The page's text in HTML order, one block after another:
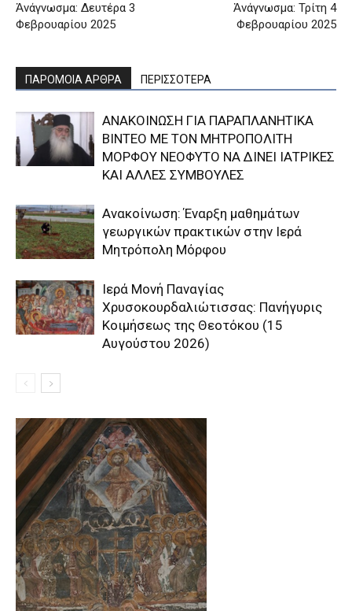
Ἀνάγνωσμα: Δευτέρα 3
Φεβρουαρίου 2025
Ἀνάγνωσμα: Τρίτη 4
Φεβρουαρίου 2025
ΠΑΡΟΜΟΙΑ ΑΡΘΡΑ ΠΕΡΙΣΣΟΤΕΡΑ
ΑΝΑΚΟΙΝΩΣΗ ΓΙΑ ΠΑΡΑΠΛΑΝΗΤΙΚΑ
ΒΙΝΤΕΟ ΜΕ ΤΟΝ ΜΗΤΡΟΠΟΛΙΤΗ
ΜΟΡΦΟΥ ΝΕΟΦΥΤΟ ΝΑ ΔΙΝΕΙ ΙΑΤΡΙΚΕΣ
ΚΑΙ ΑΛΛΕΣ ΣΥΜΒΟΥΛΕΣ
Ανακοίνωση: Έναρξη μαθημάτων
γεωργικών πρακτικών στην Ιερά
Μητρόπολη Μόρφου
Ιερά Μονή Παναγίας
Χρυσοκουρδαλιώτισσας: Πανήγυρις
Κοιμήσεως της Θεοτόκου (15
Αυγούστου 2026)